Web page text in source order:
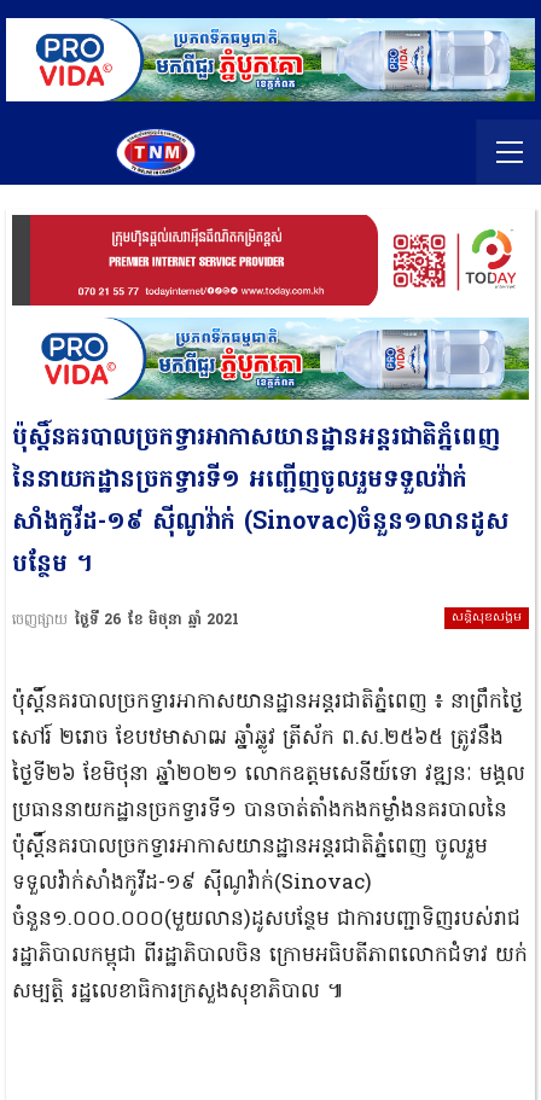
ប៉ុស្តិ៍នគរបាលច្រកទ្វារអាកាសយានដ្ឋានអន្តរជាតិភ្នំពេញ
នៃនាយកដ្ឋានច្រកទ្វារទី១ អញ្ជើញចូលរួមទទួលវ៉ាក់
សាំងកូវីដ-១៩ ស៉ីណូវ៉ាក់ (Sinovac)ចំនួន១លានដូស
បន្ថែម ។
សន្តិសុខសង្គម
ចេញផ្សាយ ថ្ងៃទី 26 ខែ មិថុនា ឆ្នាំ 2021
ប៉ុស្តិ៍នគរបាលច្រកទ្វារអាកាសយានដ្ឋានអន្តរជាតិភ្នំពេញ ៖ នាព្រឹកថ្ងៃ
សៅរ៍ ២រោច ខែបឋមាសាឍ ឆ្នាំឆ្លូវ ត្រីស័ក ព.ស.២៥៦៥ ត្រូវនឹង
ថ្ងៃទី២៦ ខែមិថុនា ឆ្នាំ២០២១ លោកឧត្តមសេនីយ៍ទោ វឌ្ឍនៈ មង្គល
ប្រធាននាយកដ្ឋានច្រកទ្វារទី១ បានចាត់តាំងកងកម្លាំងនគរបាលនៃ
ប៉ុស្តិ៍នគរបាលច្រកទ្វារអាកាសយានដ្ឋានអន្តរជាតិភ្នំពេញ ចូលរួម
ទទួលវ៉ាក់សាំងកូវីដ-១៩ ស៊ីណូវ៉ាក់(Sinovac)
ចំនួន១.០០០.០០០(មួយលាន)ដូសបន្ថែម ជាការបញ្ជាទិញរបស់រាជ
រដ្ឋាភិបាលកម្ពុជា ពីរដ្ឋាភិបាលចិន ក្រោមអធិបតីភាពលោកជំទាវ យក់
សម្បត្តិ រដ្ឋលេខាធិការក្រសួងសុខាភិបាល ៕